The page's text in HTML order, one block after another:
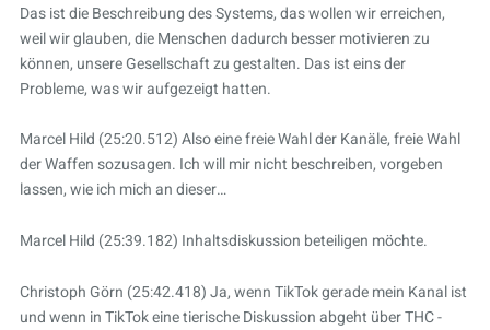
Das ist die Beschreibung des Systems, das wollen wir erreichen,
weil wir glauben, die Menschen dadurch besser motivieren zu
können, unsere Gesellschaft zu gestalten. Das ist eins der
Probleme, was wir aufgezeigt hatten.
Marcel Hild (25:20.512) Also eine freie Wahl der Kanäle, freie Wahl
der Waffen sozusagen. Ich will mir nicht beschreiben, vorgeben
lassen, wie ich mich an dieser…
Marcel Hild (25:39.182) Inhaltsdiskussion beteiligen möchte.
Christoph Görn (25:42.418) Ja, wenn TikTok gerade mein Kanal ist
und wenn in TikTok eine tierische Diskussion abgeht über THC -